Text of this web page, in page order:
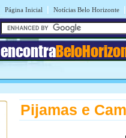
Página Inicial | Notícias Belo Horizonte |
encontra
Pijamas e